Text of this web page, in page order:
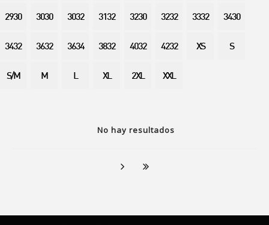
No hay resultados
2930 3030 3032 3132 3230 3232 3332 3430
3432 3632 3634 3832 4032 4232 XS S
S/M M L XL 2XL XXL